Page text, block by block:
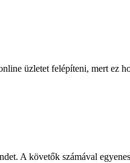
üzletet felépíteni, mert ez
A követők számával